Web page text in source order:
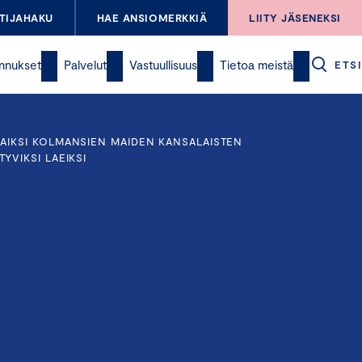
HAE ANSIOMERKKIÄ LIITY JÄSENEKSI
Palvelut Vastuullisuus Tietoa meistä ETSI
KOLMANSIEN MAIDEN KANSALAISTEN
LAEIKSI